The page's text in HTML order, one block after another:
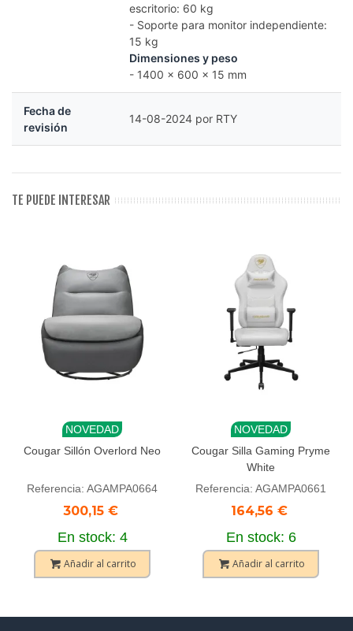
escritorio: 60 kg
- Soporte para monitor independiente:
15 kg
Dimensiones y peso
- 1400 x 600 x 15 mm
Fecha de
revisión
14-08-2024 por RTY
TE PUEDE INTERESAR
NOVEDAD
Cougar Sillón Overlord Neo
Referencia: AGAMPA0664
300,15 €
En stock: 4
Añadir al carrito
NOVEDAD
Cougar Silla Gaming Pryme
White
Referencia: AGAMPA0661
164,56 €
En stock: 6
Añadir al carrito